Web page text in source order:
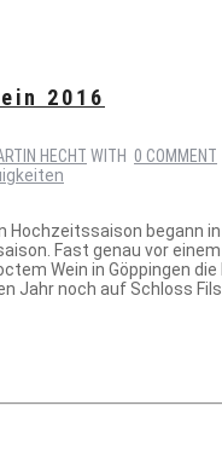
2016
HECHT WITH 0 COMMENT
Hochzeitssaison begann
Fast genau vor
Wein in Göppingen die
Jahr noch auf Schloss